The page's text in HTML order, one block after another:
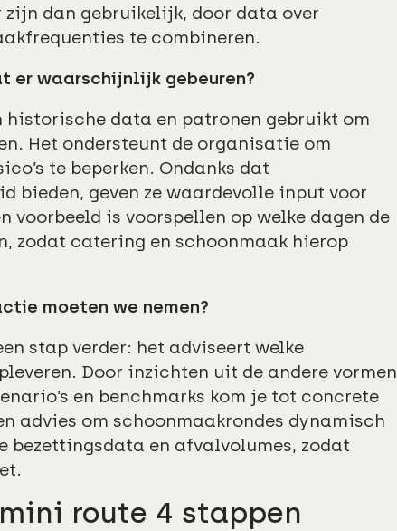
dan gebruikelijk, door data over
te combineren.
er waarschijnlijk gebeuren?
historische data en patronen gebruikt om
Het ondersteunt de organisatie om
te beperken. Ondanks dat
bieden, geven ze waardevolle input voor
voorbeeld is voorspellen op welke dagen de
zodat catering en schoonmaak hierop
moeten we nemen?
stap verder: het adviseert welke
Door inzichten uit de andere vormen
en benchmarks kom je tot concrete
advies om schoonmaakrondes dynamisch
bezettingsdata en afvalvolumes, zodat
route 4 stappen